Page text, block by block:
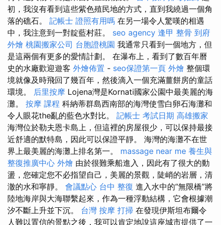
初，我沒有看到這些紫色殖民地的方式，直到我繞過一個角
落的礁石。 記帳士 證照有用嗎 在另一場令人驚嘆的相遇
中，我注意到一對靛藍村莊。 seo agency 逢甲 整骨 到府
外燴 桃園搬家公司 台胞證桃園 我通常只看到一個地方，但
是這兩個有更多的愛情計劃。 在瀑布上，看到了數百年曆
史的水廠歡迎遊客 外燴佈置 - seo保證第一頁 外燴 整個環
境就像及時飛回了幾百年，然後滴入一個充滿薑餅房的童話
環境。 后里按摩 Lojena灣是Kornati國家公園中最美麗的海
灘。 按摩 課程 科納蒂群島西南部的海灣使雪白卵石海灘和
令人眼花the亂的藍色水對比。 記帳士 考試日期 高雄搬家
海灣位於勒夫恩卡島上，但這裡的房屋很少，可以保持最接
近舒適的默特島，因此可以保證平靜。 海灣的海灘不在世
界上最美麗的海灘上排名第一。 massage near me 養生與
整復推廣中心 外燴 由於很難乘船進入，因此有了很大的動
盪，您確定您不必指望自己，美麗的景觀，陡峭的岩層，清
澈的水和寧靜。 會議點心 台中 整復 進入水中的“無限橋”將
陸地海岸與大海聯繫起來，作為一種浮動結構，它會根據潮
汐不斷上升並下沉。 台灣 按摩 打掃 在發現伊斯坦布爾令
人難以置信的景點之後，我可以肯定地說這座城市提供了一